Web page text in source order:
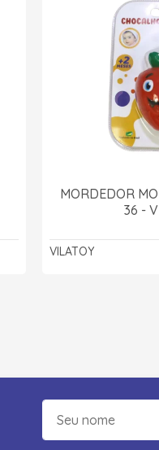
MORDEDOR
36 -
VILATOY